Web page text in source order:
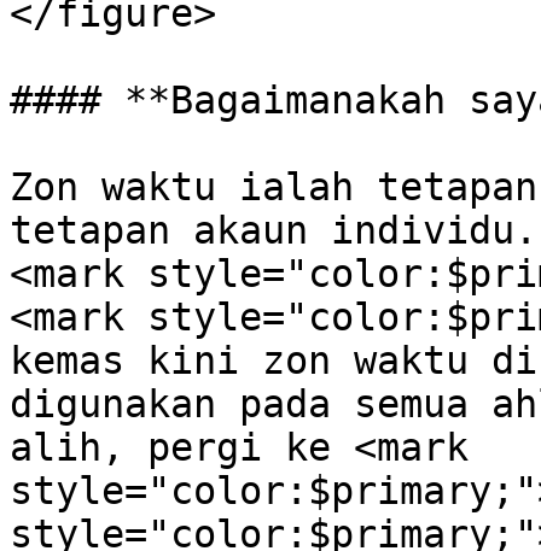
</figure>
#### **Bagaimanakah
Zon waktu ialah
tetapan akaun
<mark
<mark
kemas kini zon waktu
digunakan pada semua
alih, pergi ke <mark